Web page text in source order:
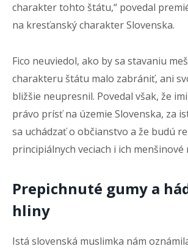
charakter tohto štátu,“ povedal
na kresťanský charakter Slovenska.
Fico neuviedol, ako by sa stavaniu
charakteru štátu malo zabrániť, ani
bližšie neupresnil. Povedal však, že
právo prísť na územie Slovenska, za
sa uchádzať o občianstvo a že budú
principiálnych veciach i ich menšinové
Prepichnuté gumy a
hliny
Istá slovenská muslimka nám